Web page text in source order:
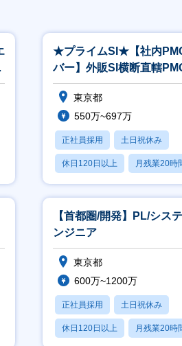
★プライムSI★【社内
バー】外販SI横断直轄
監査
東京都
550万~697万
正社員採用 土日祝休み
休日120日以上 月残業20時
賞与あり
【首都圏/開発】PL/シス
ンジニア
東京都
600万~1200万
正社員採用 土日祝休み
休日120日以上 月残業20時